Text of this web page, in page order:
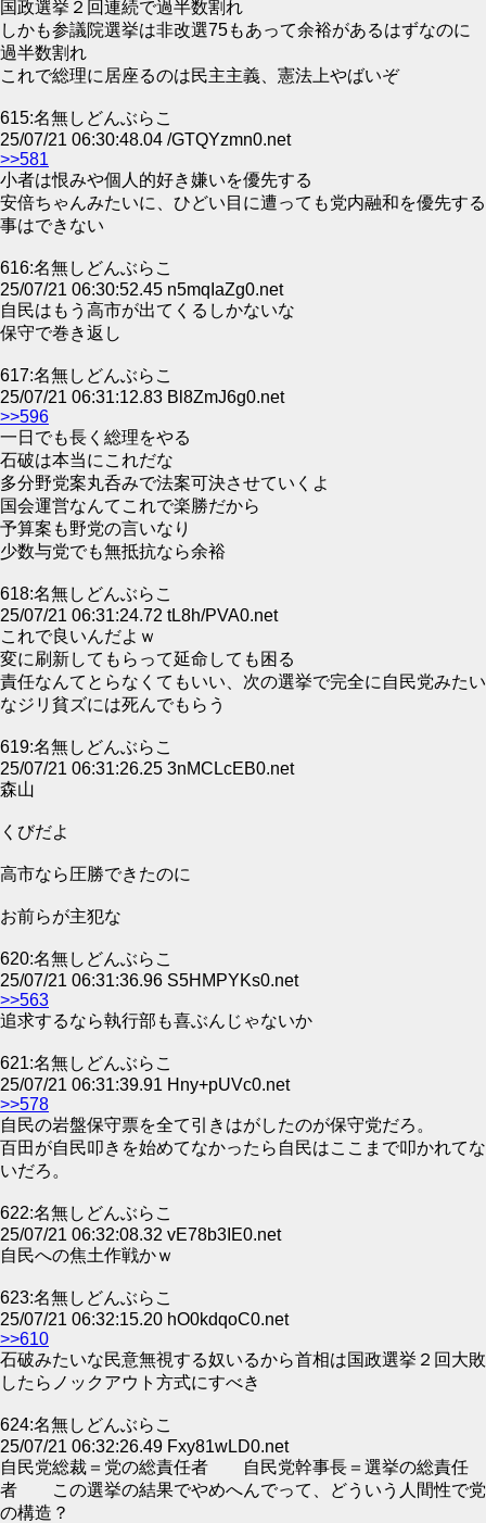
国政選挙２回連続で過半数割れ
しかも参議院選挙は非改選75もあって余裕があるはずなのに
過半数割れ
これで総理に居座るのは民主主義、憲法上やばいぞ
615:名無しどんぶらこ
25/07/21 06:30:48.04 /GTQYzmn0.net
>>581
小者は恨みや個人的好き嫌いを優先する
安倍ちゃんみたいに、ひどい目に遭っても党内融和を優先する
事はできない
616:名無しどんぶらこ
25/07/21 06:30:52.45 n5mqIaZg0.net
自民はもう高市が出てくるしかないな
保守で巻き返し
617:名無しどんぶらこ
25/07/21 06:31:12.83 Bl8ZmJ6g0.net
>>596
一日でも長く総理をやる
石破は本当にこれだな
多分野党案丸呑みで法案可決させていくよ
国会運営なんてこれで楽勝だから
予算案も野党の言いなり
少数与党でも無抵抗なら余裕
618:名無しどんぶらこ
25/07/21 06:31:24.72 tL8h/PVA0.net
これで良いんだよｗ
変に刷新してもらって延命しても困る
責任なんてとらなくてもいい、次の選挙で完全に自民党みたい
なジリ貧ズには死んでもらう
619:名無しどんぶらこ
25/07/21 06:31:26.25 3nMCLcEB0.net
森山
くびだよ
高市なら圧勝できたのに
お前らが主犯な
620:名無しどんぶらこ
25/07/21 06:31:36.96 S5HMPYKs0.net
>>563
追求するなら執行部も喜ぶんじゃないか
621:名無しどんぶらこ
25/07/21 06:31:39.91 Hny+pUVc0.net
>>578
自民の岩盤保守票を全て引きはがしたのが保守党だろ。
百田が自民叩きを始めてなかったら自民はここまで叩かれてな
いだろ。
622:名無しどんぶらこ
25/07/21 06:32:08.32 vE78b3IE0.net
自民への焦土作戦かｗ
623:名無しどんぶらこ
25/07/21 06:32:15.20 hO0kdqoC0.net
>>610
石破みたいな民意無視する奴いるから首相は国政選挙２回大敗
したらノックアウト方式にすべき
624:名無しどんぶらこ
25/07/21 06:32:26.49 Fxy81wLD0.net
自民党総裁＝党の総責任者 自民党幹事長＝選挙の総責任
者 この選挙の結果でやめへんでって、どういう人間性で党
の構造？